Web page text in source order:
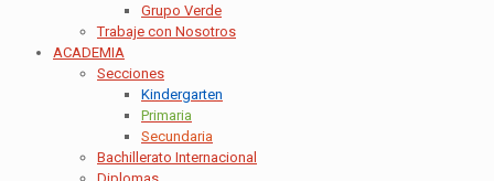
Grupo Verde
Trabaje con Nosotros
ACADEMIA
Secciones
Kindergarten
Primaria
Secundaria
Bachillerato Internacional